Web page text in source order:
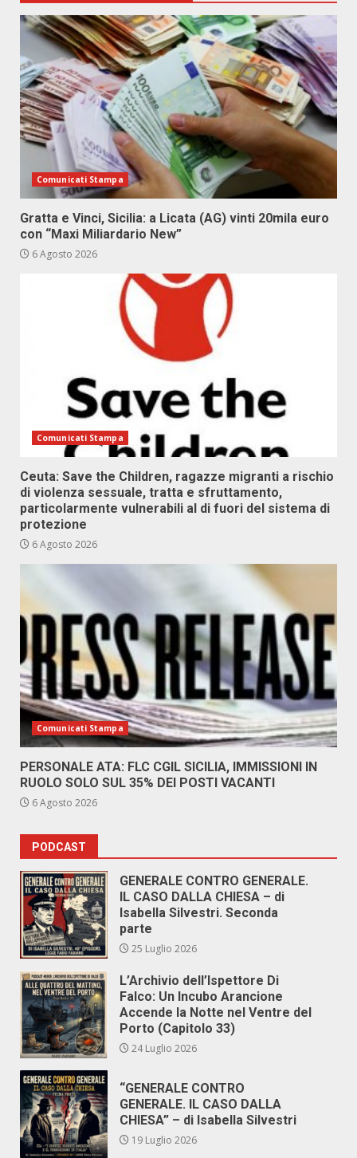
Comunicati Stampa
Gratta e Vinci, Sicilia: a Licata (AG) vinti 20mila euro
con “Maxi Miliardario New”
6 Agosto 2026
Comunicati Stampa
Ceuta: Save the Children, ragazze migranti a rischio
di violenza sessuale, tratta e sfruttamento,
particolarmente vulnerabili al di fuori del sistema di
protezione
6 Agosto 2026
Comunicati Stampa
PERSONALE ATA: FLC CGIL SICILIA, IMMISSIONI IN
RUOLO SOLO SUL 35% DEI POSTI VACANTI
6 Agosto 2026
PODCAST
GENERALE CONTRO GENERALE.
IL CASO DALLA CHIESA – di
Isabella Silvestri. Seconda
parte
25 Luglio 2026
L’Archivio dell’Ispettore Di
Falco: Un Incubo Arancione
Accende la Notte nel Ventre del
Porto (Capitolo 33)
24 Luglio 2026
“GENERALE CONTRO
GENERALE. IL CASO DALLA
CHIESA” – di Isabella Silvestri
19 Luglio 2026